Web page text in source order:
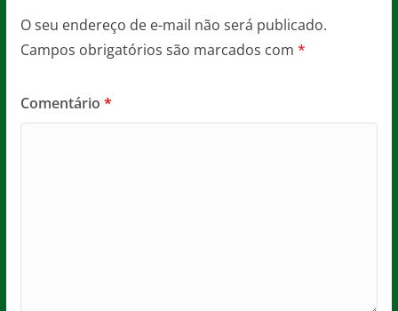
O seu endereço de e-mail não será publicado.
Campos obrigatórios são marcados com *
Comentário *